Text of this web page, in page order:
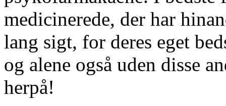
medicinerede, der har
lang sigt, for deres eget
og alene også uden disse
herpå!